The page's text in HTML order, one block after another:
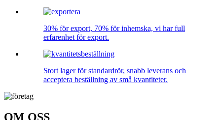
30% för export, 70% för inhemska, vi har full
erfarenhet för export.
Stort lager för standardrör, snabb leverans och
acceptera beställning av små kvantiteter.
OM OSS